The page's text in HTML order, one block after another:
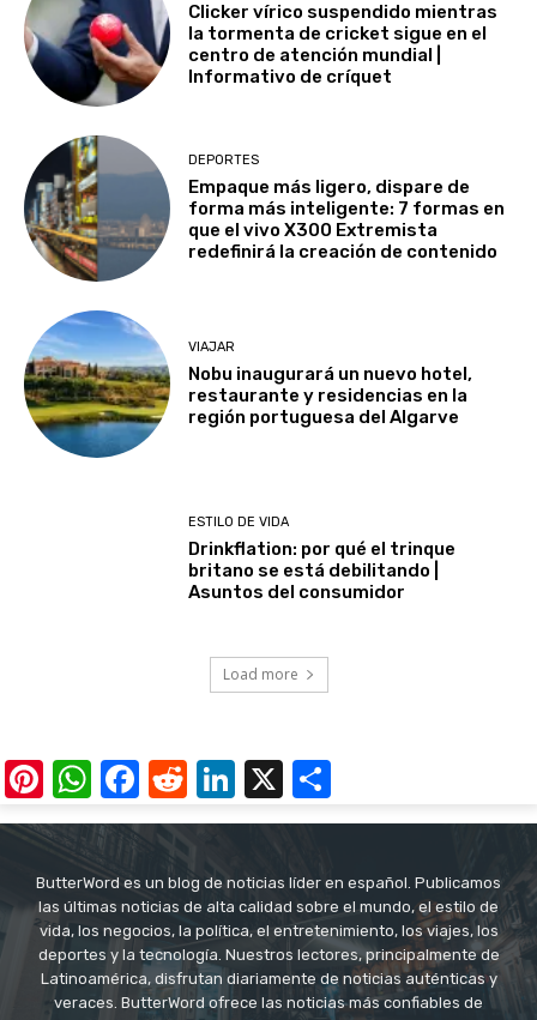
Clicker vírico suspendido mientras
la tormenta de cricket sigue en el
centro de atención mundial |
Informativo de críquet
DEPORTES
Empaque más ligero, dispare de
forma más inteligente: 7 formas en
que el vivo X300 Extremista
redefinirá la creación de contenido
VIAJAR
Nobu inaugurará un nuevo hotel,
restaurante y residencias en la
región portuguesa del Algarve
ESTILO DE VIDA
Drinkflation: por qué el trinque
britano se está debilitando |
Asuntos del consumidor
Load more
Pinterest
WhatsApp
Facebook
RedditLinkedIn
X
ButterWord es un blog de noticias líder en español. Publicamos
las últimas noticias de alta calidad sobre el mundo, el estilo de
vida, los negocios, la política, el entretenimiento, los viajes, los
deportes y la tecnología. Nuestros lectores, principalmente de
Latinoamérica, disfrutan diariamente de noticias auténticas y
veraces. ButterWord ofrece las noticias más confiables de